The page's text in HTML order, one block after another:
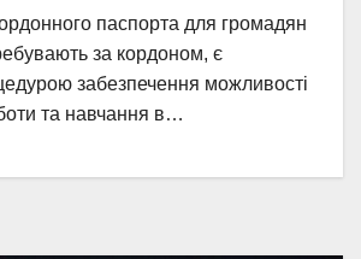
паспорта для громадян
за кордоном, є
забезпечення можливості
та навчання в…